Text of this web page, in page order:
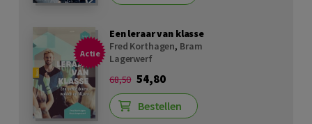
Actie
Een leraar van klasse
Fred Korthagen, Bram
Lagerwerf
68,50 54,80
Bestellen